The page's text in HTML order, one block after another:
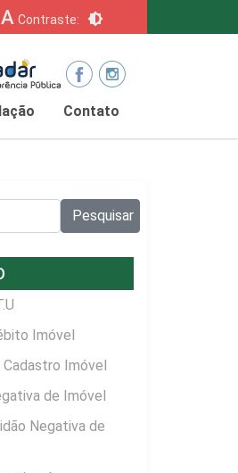
A Contraste: brightness_6
Contato
Pesquisar
Imóvel
Imóvel
de Imóvel
Negativa de